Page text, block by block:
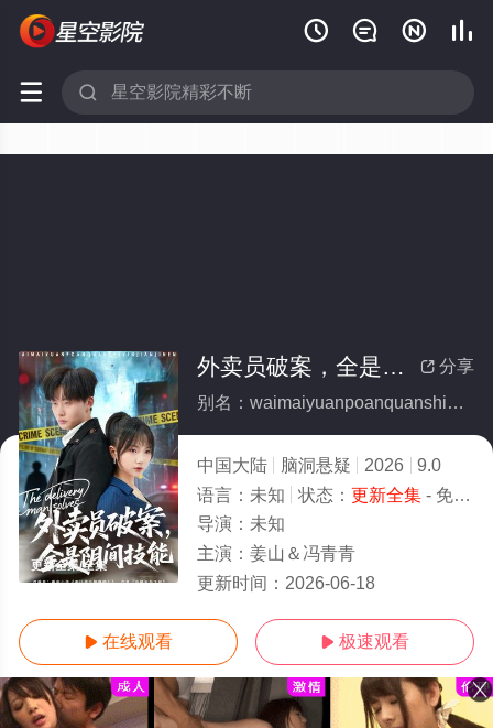
   
 
更新全集/全集
 分享
外卖员破案，全是阴间技能(全集)
别名：waimaiyuanpoanquanshiyinjianjineng
中国大陆 脑洞悬疑 2026
9.0
语言： 未知 状态： 更新全集- 免费在线观看
导演： 未知
主演： 姜山＆冯青青
更新时间： 2026-06-18
 在线观看  极速观看